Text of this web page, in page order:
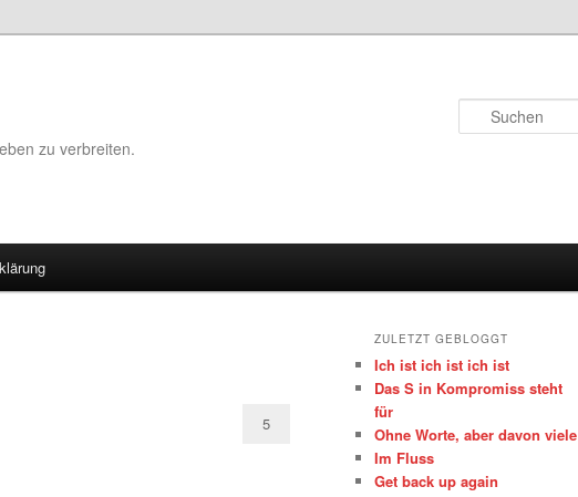
zu verbreiten.
5
ZULETZT GEBLOGGT
Ich ist ich ist ich ist
Das S in Kompromiss steht
für
Ohne Worte, aber davon viele
Im Fluss
Get back up again